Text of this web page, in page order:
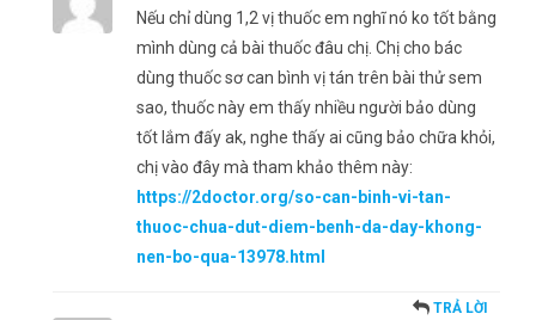
Nếu chỉ dùng 1,2 vị thuốc em nghĩ nó ko tốt bằng
mình dùng cả bài thuốc đâu chị. Chị cho bác
dùng thuốc sơ can bình vị tán trên bài thử sem
sao, thuốc này em thấy nhiều người bảo dùng
tốt lắm đấy ak, nghe thấy ai cũng bảo chữa khỏi,
chị vào đây mà tham khảo thêm này:
https://2doctor.org/so-can-binh-vi-tan-
thuoc-chua-dut-diem-benh-da-day-khong-
nen-bo-qua-13978.html
TRẢ LỜI